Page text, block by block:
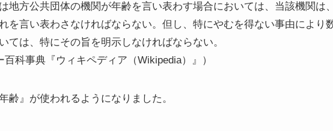
方公共団体の機関が年齢を言い表わす場合においては、当該機関は
を言い表わさなければならない。但し、特にやむを得ない事由により
ては、特にその旨を明示しなければならない。
百科事典『ウィキペディア（Wikipedia）』）
齢』が使われるようになりました。